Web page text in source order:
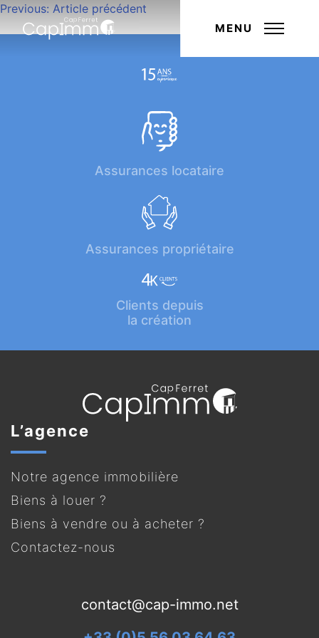
MENU
Navigation
de
Previous: Article précédent
Assurances locataire
Assurances propriétaire
Clients depuis
la création
L’agence
Notre agence immobilière
Biens à louer ?
Biens à vendre ou à acheter ?
Contactez-nous
contact@cap-immo.net